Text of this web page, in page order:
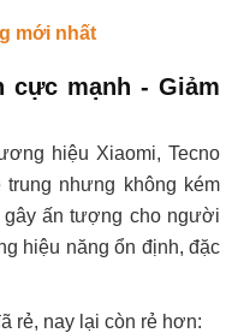
mới nhất
cực mạnh - Giảm
hiệu Xiaomi, Tecno
nhưng không kém
gây ấn tượng cho người
hiệu năng ổn định, đặc
rẻ, nay lại còn rẻ hơn: